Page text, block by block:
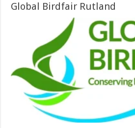
Global Birdfair Rutland